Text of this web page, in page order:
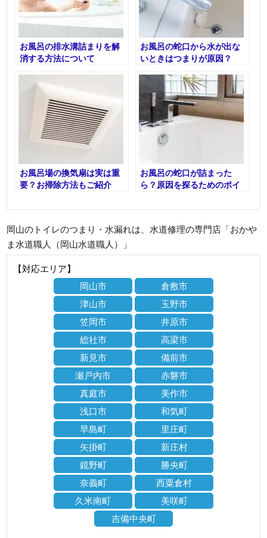
お風呂の排水溝詰まりを解
消する方法について
お風呂の蛇口から水が出な
いときはつまりが原因？
お風呂場の換気扇は実は重
要？お掃除方法もご紹介
お風呂の蛇口が詰まった
ら？原因を探るためのポイ
岡山のトイレのつまり・水漏れは、水道修理の専門店「おかや
ま水道職人（岡山水道職人）」
【対応エリア】
岡山市
倉敷市
津山市
玉野市
笠岡市
井原市
総社市
高梁市
新見市
備前市
瀬戸内市
赤磐市
真庭市
美作市
浅口市
和気町
早島町
里庄町
矢掛町
新庄村
鏡野町
勝央町
奈義町
西粟倉村
久米南町
美咲町
吉備中央町